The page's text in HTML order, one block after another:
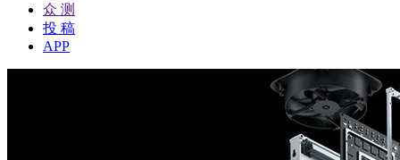
众 测
投 稿
APP